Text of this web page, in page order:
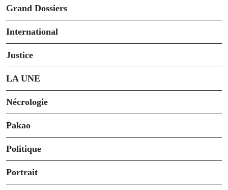
Grand Dossiers
International
Justice
LA UNE
Nécrologie
Pakao
Politique
Portrait